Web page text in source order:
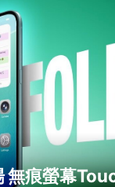
無痕螢幕